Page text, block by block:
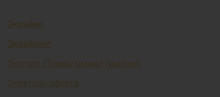
Эквайер
Эквайринг
Экспорт (Товар/хизмат (ишлар))
Электрон оферта